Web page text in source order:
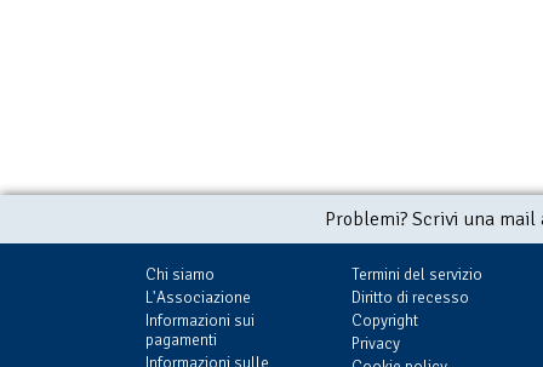
Problemi? Scrivi una
Chi siamo
L'Associazione
Informazioni sui
pagamenti
Informazioni sulle
Termini del servizio
Diritto di recesso
Copyright
Privacy